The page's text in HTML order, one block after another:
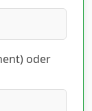
oder